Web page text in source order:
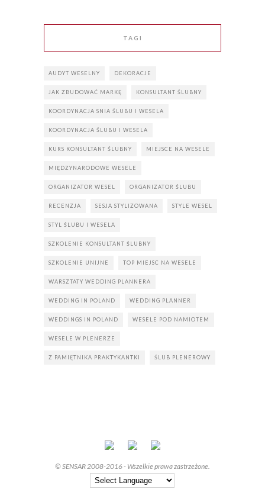
TAGI
AUDYT WESELNY DEKORACJE
JAK ZBUDOWAĆ MARKĘ KONSULTANT ŚLUBNY
KOORDYNACJA SNIA ŚLUBU I WESELA
KOORDYNACJA ŚLUBU I WESELA
KURS KONSULTANT ŚLUBNY MIEJSCE NA WESELE
MIĘDZYNARODOWE WESELE
ORGANIZATOR WESEL ORGANIZATOR ŚLUBU
RECENZJA SESJA STYLIZOWANA STYLE WESEL
STYL ŚLUBU I WESELA
SZKOLENIE KONSULTANT ŚLUBNY
SZKOLENIE UNIJNE TOP MIEJSC NA WESELE
WARSZTATY WEDDING PLANNERA
WEDDING IN POLAND WEDDING PLANNER
WEDDINGS IN POLAND WESELE POD NAMIOTEM
WESELE W PLENERZE
Z PAMIĘTNIKA PRAKTYKANTKI ŚLUB PLENEROWY
© SENSAR 2008-2016 - Wszelkie prawa zastrzeżone.